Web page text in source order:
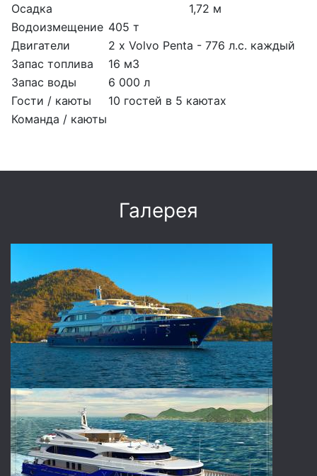
Осадка
1,72 м
Водоизмещение 405 т
Двигатели
2 х Volvo Penta - 776 л.с. каждый
Запас топлива
16 м3
Запас воды
6 000 л
Гости / каюты
10 гостей в 5 каютах
Команда / каюты
Галерея